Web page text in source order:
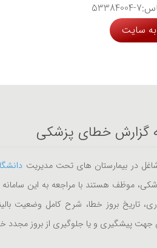
به سایت
گزارش خطای پزشکی
در بیمارستان های تحت مدیریت
موظف هستند با مراجعه به این سامانه
تاریخ بروز خطا، شرح کامل وضعیت
جهت پیشگیری و یا جلوگیری از بروز